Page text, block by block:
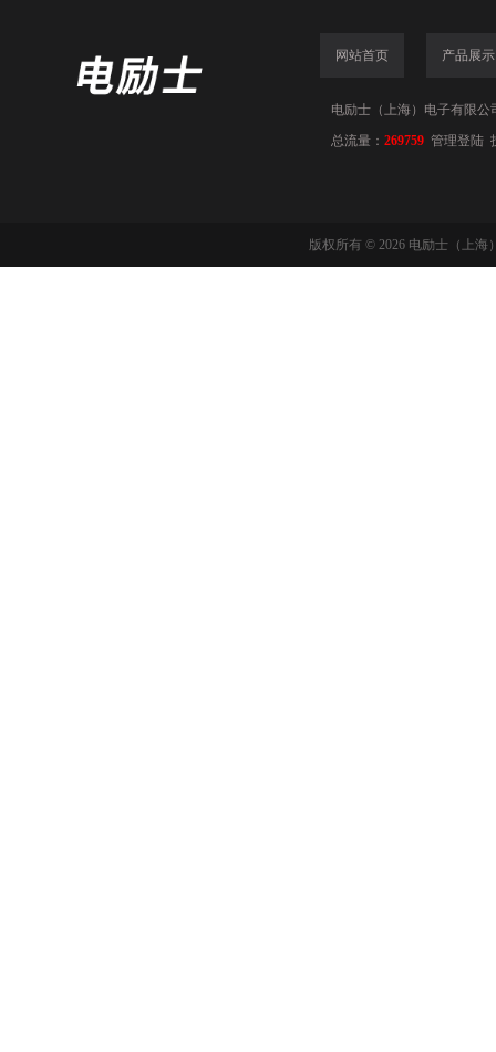
网站首页 产品展示
电励士（上海）电子有限公
总流量： 269759 管理登陆
版权所有 © 2026 电励士（上